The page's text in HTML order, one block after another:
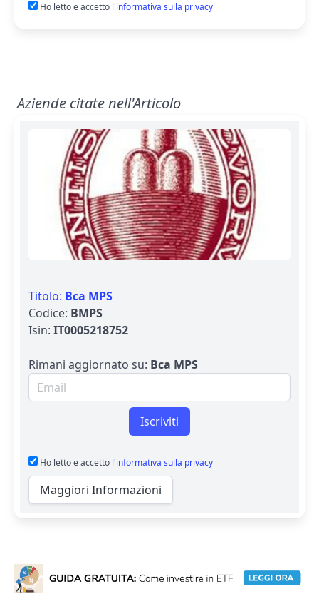
Ho letto e accetto l'informativa sulla privacy
Aziende citate nell'Articolo
Titolo: Bca MPS
Codice: BMPS
Isin: IT0005218752
Rimani aggiornato su: Bca MPS
Email per newsletter
Iscriviti
Ho letto e accetto l'informativa sulla privacy
Maggiori Informazioni